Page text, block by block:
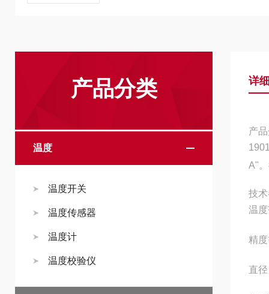
产品分类
温度
温度开关
温度传感器
温度计
温度校验仪
详
产
A"
技
温
精
直